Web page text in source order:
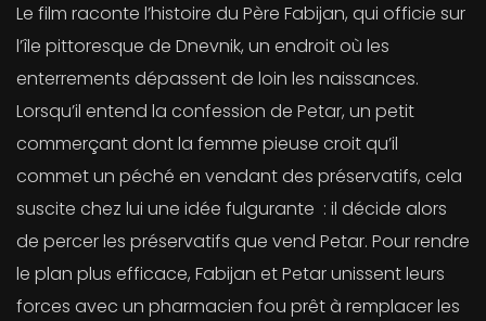
Le film raconte l’histoire du Père Fabijan, qui officie sur
l’île pittoresque de Dnevnik, un endroit où les
enterrements dépassent de loin les naissances.
Lorsqu’il entend la confession de Petar, un petit
commerçant dont la femme pieuse croit qu’il
commet un péché en vendant des préservatifs, cela
suscite chez lui une idée fulgurante : il décide alors
de percer les préservatifs que vend Petar. Pour rendre
le plan plus efficace, Fabijan et Petar unissent leurs
forces avec un pharmacien fou prêt à remplacer les